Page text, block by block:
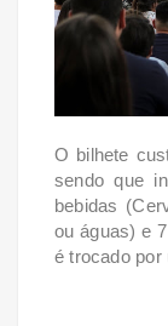
O bilhete
sendo que
bebidas
ou águas) e
é trocado por